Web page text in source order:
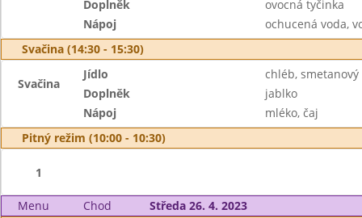
Doplněk
ovocná tyčinka
Nápoj
ochucená voda,
Svačina (14:30 - 15:30)
Svačina
Jídlo
chléb,
Doplněk
jablko
Nápoj
mléko, čaj
Pitný režim (10:00 - 10:30)
1
Menu Chod
Středa 26. 4. 2023